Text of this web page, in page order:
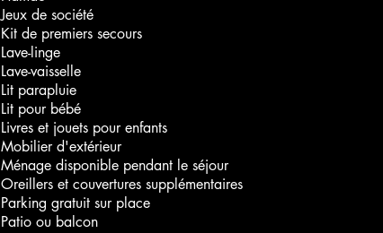
Jeux de société
Kit de premiers secours
Lave-linge
Lave-vaisselle
Lit parapluie
Lit pour bébé
Livres et jouets pour enfants
Mobilier d'extérieur
Ménage disponible pendant le séjour
Oreillers et couvertures supplémentaires
Parking gratuit sur place
Patio ou balcon